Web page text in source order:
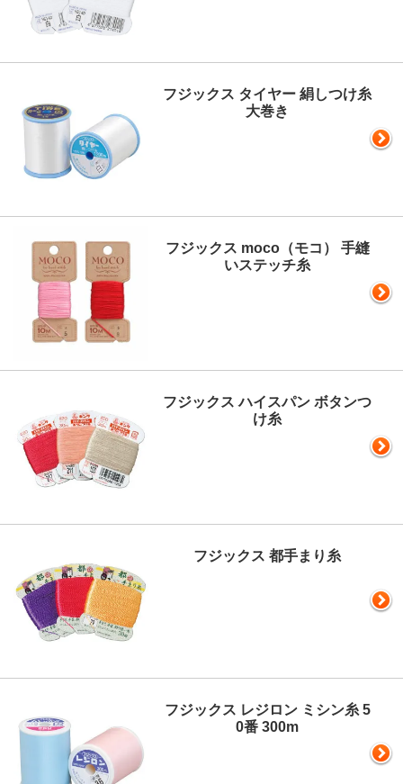
フジックス タイヤー 絹しつけ糸
大巻き
フジックス moco（モコ） 手縫
いステッチ糸
フジックス ハイスパン ボタンつ
け糸
フジックス 都手まり糸
フジックス レジロン ミシン糸 5
0番 300m